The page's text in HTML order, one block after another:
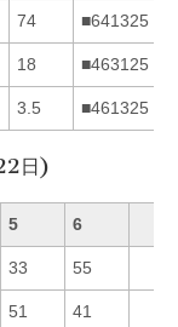
74 ■641325
18 ■463125
3.5 ■461325
日)
5 6
33 55
51 41